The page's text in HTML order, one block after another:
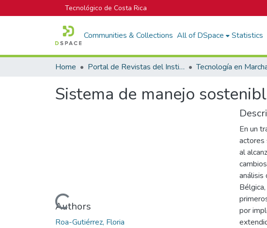
Tecnológico de Costa Rica
Communities & Collections All of DSpace Statistics
Home Portal de Revistas del Instituto Tecnológico de Costa Rica Tecnología en
Sistema de manejo
Loading...
Authors
Roa-Gutiérrez, Floria
En un
actores
al
análisis
por